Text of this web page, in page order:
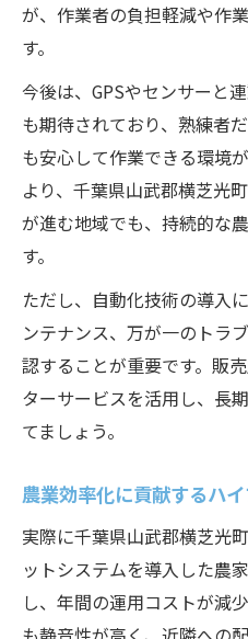
が、作業者の負担軽減や作
す。
今後は、GPSやセンサーと
も期待されており、熟練者
も安心して作業できる環境
より、千葉県山武郡横芝光
が進む地域でも、持続的な
す。
ただし、自動化技術の導入
ンテナンス、万が一のトラ
認することが重要です。販
ターサービスを活用し、長
てましょう。
農業効率化に貢献するハ
実際に千葉県山武郡横芝光
ットシステムを導入した農
し、年間の運用コストが減